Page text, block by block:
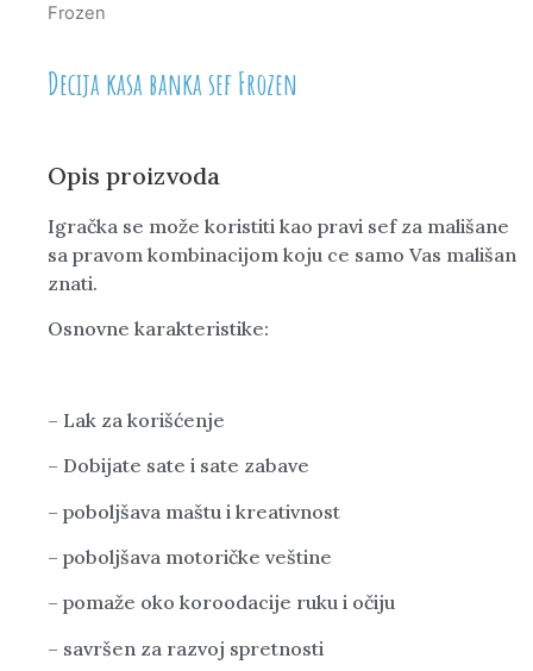
Frozen
Decija kasa banka sef Frozen
Opis proizvoda
Igračka se može koristiti kao pravi sef za mališane
sa pravom kombinacijom koju ce samo Vas mališan
znati.
Osnovne karakteristike:
– Lak za korišćenje
– Dobijate sate i sate zabave
– poboljšava maštu i kreativnost
– poboljšava motoričke veštine
– pomaže oko koroodacije ruku i očiju
– savršen za razvoj spretnosti